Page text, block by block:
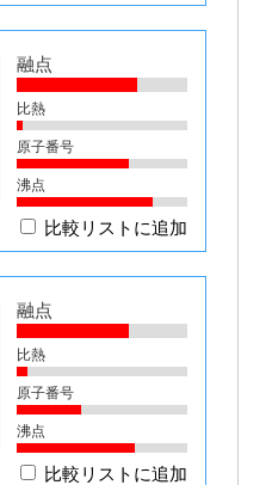
融点
比熱
原子番号
沸点
比較リストに追加
融点
比熱
原子番号
沸点
比較リストに追加